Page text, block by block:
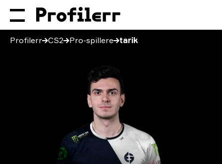
Profilerr CS2 Pro-spillere tarik